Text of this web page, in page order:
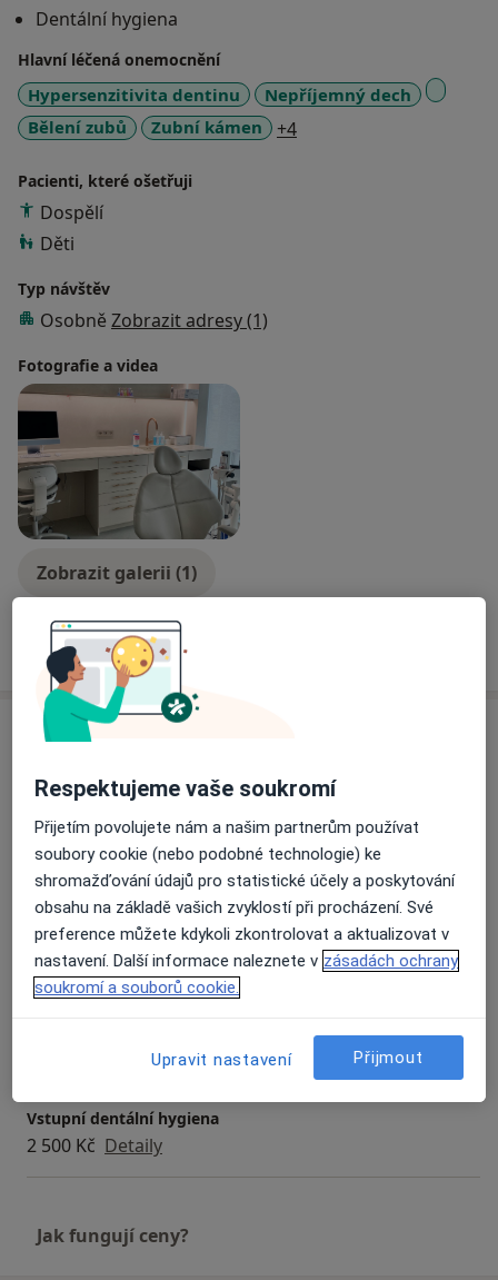
Dentální hygiena
Hlavní léčená onemocnění
Hypersenzitivita dentinu
Nepříjemný dech
Bělení zubů
Zubní kámen +4a11y_sr_more_diseases
Pacienti, které ošetřuji
Dospělí
Děti
Typ návštěv
Osobně Zobrazit adresy (1)
Fotografie a videa
Zobrazit galerii (1)
Služby a ceník služeb
Hrazeno pojišťovnou Detaily
Dentální hygiena dospělí - opakovaná návštěva
2 290 Kč Detaily
Ortodontická konzultace
Hrazeno pojišťovnou Detaily
1. kompletní vstupní dentální hygiena
Detaily
Vstupní dentální hygiena
2 500 Kč Detaily
Jak fungují ceny?
Respektujeme vaše soukromí
Přijetím povolujete nám a našim partnerům používat
soubory cookie (nebo podobné technologie) ke
shromažďování údajů pro statistické účely a poskytování
obsahu na základě vašich zvyklostí při procházení. Své
preference můžete kdykoli zkontrolovat a aktualizovat v
nastavení. Další informace naleznete v zásadách ochrany
soukromí a souborů cookie.
Upravit nastavení Přijmout